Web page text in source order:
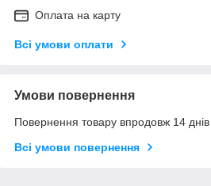
Оплата на карту
Всі умови оплати
Умови повернення
Повернення товару впродовж 14
Всі умови повернення